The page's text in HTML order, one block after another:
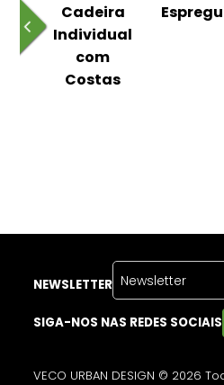
Cadeira
Individual
com
Costas
NEWSLETTER
SIGA-NOS NAS REDES SOCIAIS
VECO URBAN DESIGN © 2026